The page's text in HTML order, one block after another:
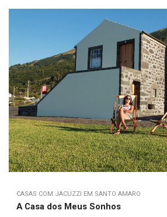
CASAS COM JACUZZI EM SANTO AMARO
A Casa dos Meus Sonhos